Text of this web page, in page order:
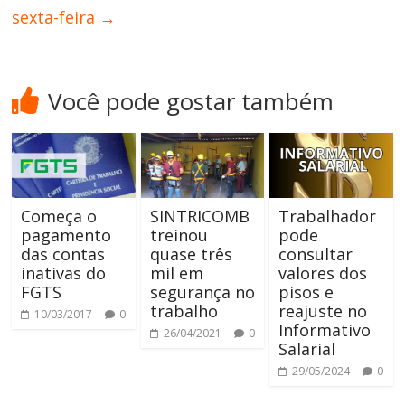
sexta-feira →
Você pode gostar também
Começa o
pagamento
das contas
inativas do
FGTS
10/03/2017 0
SINTRICOMB
treinou
quase três
mil em
segurança no
trabalho
26/04/2021 0
Trabalhador
pode
consultar
valores dos
pisos e
reajuste no
Informativo
Salarial
29/05/2024 0